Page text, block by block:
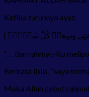
Ketika turunnya ayat:
“… dan rahmat-Ku
Berkata iblis, “saya
Maka Allah cabut